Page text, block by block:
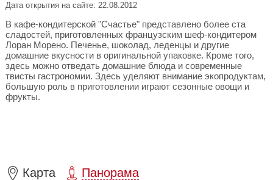
Дата открытия на сайте: 22.08.2012
В кафе-кондитерской "Счастье" представлено более ста
сладостей, приготовленных французским шеф-кондитером
Лоран Морено. Печенье, шоколад, леденцы и другие
домашние вкусности в оригинальной упаковке. Кроме того,
здесь можно отведать домашние блюда и современные
твисты гастрономии. Здесь уделяют внимание экопродуктам,
большую роль в приготовлении играют сезонные овощи и
фрукты.
Карта Панорама